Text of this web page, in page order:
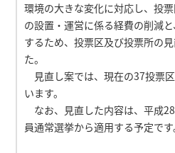
環境の大きな変化に対応し、投
の設置・運営に係る経費の削減
するため、投票区及び投票所の
た。
見直し案では、現在の37投票
います。
なお、見直した内容は、平成
員通常選挙から適用する予定です